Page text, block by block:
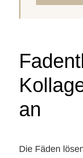
an
Die Fäden